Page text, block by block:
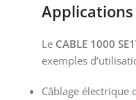
Le CABLE 1000
exemples
Câblage électrique